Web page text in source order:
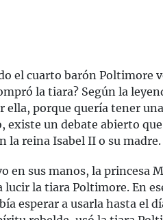
el cuarto barón Poltimore
la tiara? Según la
ella, porque quería tener
existe un debate abierto
la reina Isabel II o su madre.
en sus manos, la princesa
lucir la tiara Poltimore. En
esperar a usarla hasta el